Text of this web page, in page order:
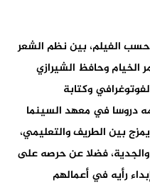
الفيلم، بين نظم الشعر
الخيام وحافظ الشيرازي
وكتابة
دروسا في معهد السينما
بين الطريف والتعليمي،
فضلا عن حرصه على
رأيه في أعمالهم